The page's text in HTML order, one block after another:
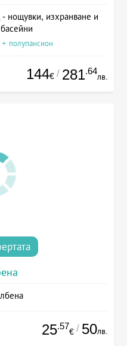
нощувки, изхранване и
полупансион
144€ / 281.64
лв.
25.57
€ / 50лв.